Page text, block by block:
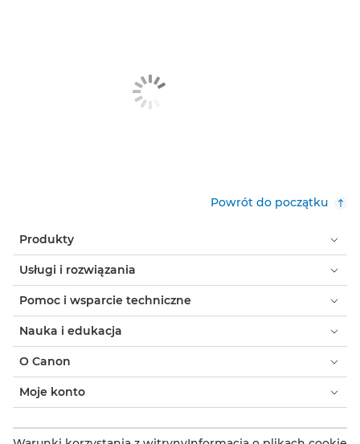
Powrót do początku
Produkty
Usługi i rozwiązania
Pomoc i wsparcie techniczne
Nauka i edukacja
O Canon
Moje konto